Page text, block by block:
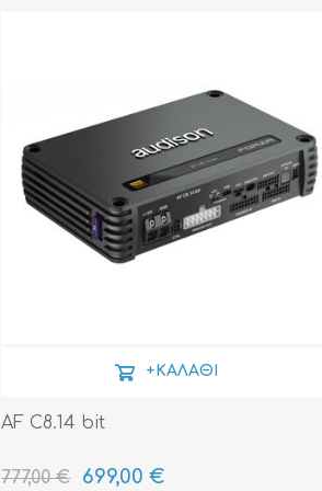
LIVING PRODUCTS
AF C8.14 bit
777,00 € 699,00 €
+ΚΑΛΆΘΙ